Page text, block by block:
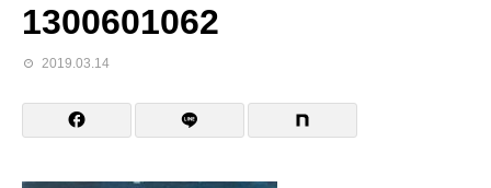
1300601062
2019.03.14